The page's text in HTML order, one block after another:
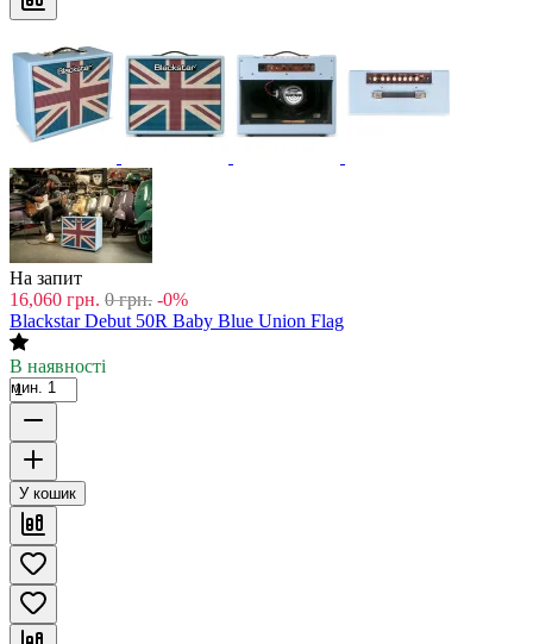
На запит
16,060 грн. 0 грн. -0%
Blackstar Debut 50R Baby Blue Union Flag
В наявності
мин. 1
У кошик